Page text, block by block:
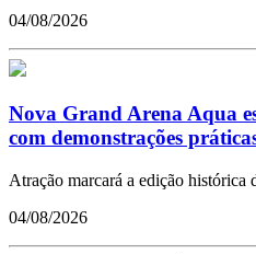
04/08/2026
Nova Grand Arena Aqua
com demonstrações
Atração marcará a edição histórica
04/08/2026